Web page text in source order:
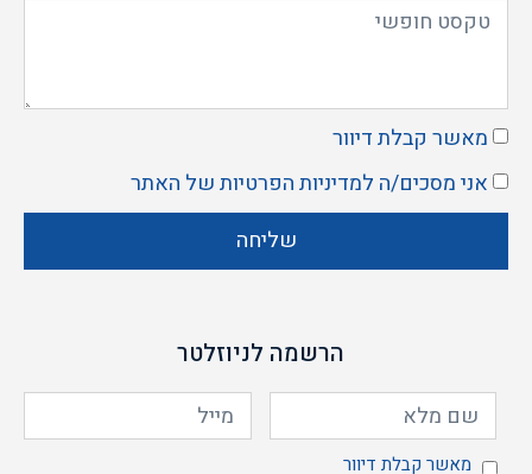
מאשר קבלת דיוור
אני מסכים/ה למדיניות הפרטיותשל האתר
שליחה
הרשמה לניוזלטר
מאשר קבלת דיוור